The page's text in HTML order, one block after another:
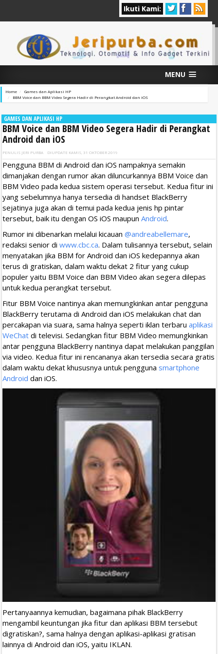
Ikuti Kami:
MENU
Home
Games dan Aplikasi HP
BBM Voice dan BBM Video Segera Hadir di Perangkat Android dan iOS
GAMES DAN APLIKASI HP
BBM Voice dan BBM Video Segera Hadir di Perangkat
Android dan iOS
PENULIS JERI PURBA DIUPDATE KAMIS, 31 OKTOBER 2019
Pengguna BBM di Android dan iOS nampaknya semakin
dimanjakan dengan rumor akan diluncurkannya BBM Voice dan
BBM Video pada kedua sistem operasi tersebut. Kedua fitur ini
yang sebelumnya hanya tersedia di handset BlackBerry
sejatinya juga akan di temui pada kedua jenis hp pintar
tersebut, baik itu dengan OS iOS maupun Android.
Rumor ini dibenarkan melalui kicauan @andreabellemare,
redaksi senior di www.cbc.ca. Dalam tulisannya tersebut, selain
menyatakan jika BBM for Android dan iOS kedepannya akan
terus di gratiskan, dalam waktu dekat 2 fitur yang cukup
populer yaitu BBM Voice dan BBM Video akan segera dilepas
untuk kedua perangkat tersebut.
Fitur BBM Voice nantinya akan memungkinkan antar pengguna
BlackBerry terutama di Android dan iOS melakukan chat dan
percakapan via suara, sama halnya seperti iklan terbaru aplikasi
WeChat di televisi. Sedangkan fitur BBM Video memungkinkan
antar pengguna BlackBerry nantinya dapat melakukan panggilan
via video. Kedua fitur ini rencananya akan tersedia secara gratis
dalam waktu dekat khususnya untuk pengguna smartphone
Android dan iOS.
Pertanyaannya kemudian, bagaimana pihak BlackBerry
mengambil keuntungan jika fitur dan aplikasi BBM tersebut
digratiskan?, sama halnya dengan aplikasi-aplikasi gratisan
lainnya di Android dan iOS, yaitu IKLAN.